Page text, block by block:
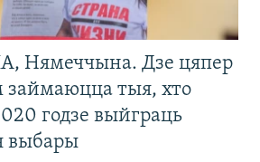
Нямеччына. Дзе цяпер
тыя, хто
годзе выйграць
выбары